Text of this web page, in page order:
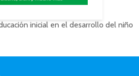
inicial en el desarrollo del niño